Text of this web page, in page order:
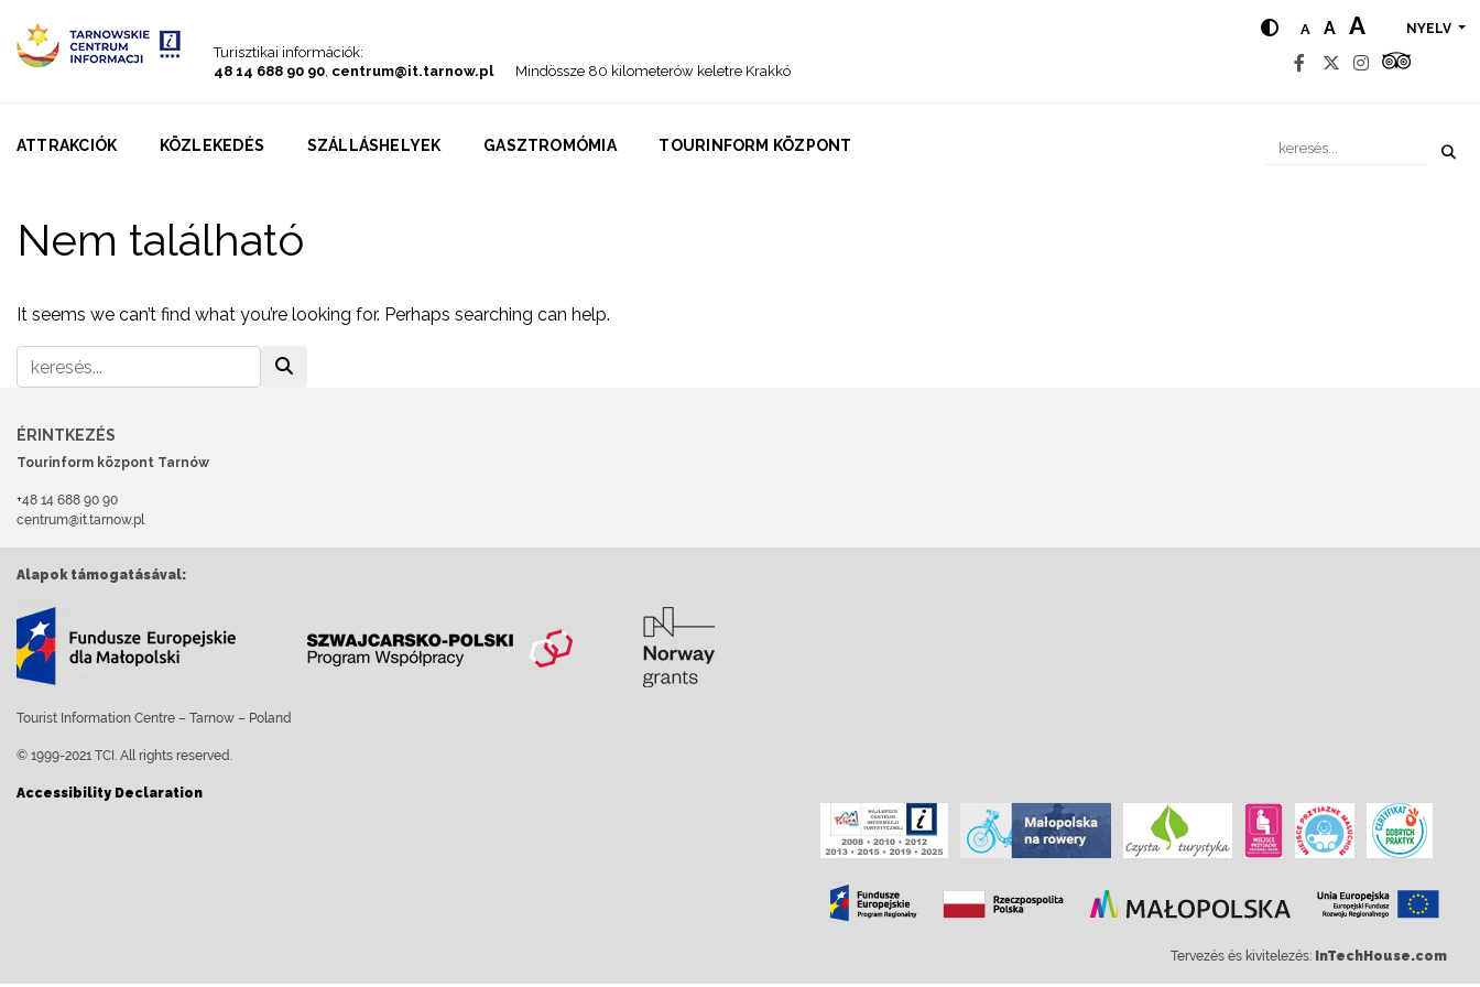
Turisztikai információk:
48 14 688 90 90, centrum@it.tarnow.pl Mindössze 80 kilometerów keletre Krakkó
A A A NYELV
ATTRAKCIÓK KÖZLEKEDÉS SZÁLLÁSHELYEK GASZTROMÓMIA TOURINFORM KÖZPONT
Nem található
It seems we can’t find what you’re looking for. Perhaps searching can help.
ÉRINTKEZÉS
Tourinform központ Tarnów
+48 14 688 90 90
centrum@it.tarnow.pl
Alapok támogatásával:
Tourist Information Centre – Tarnow – Poland
© 1999-2021 TCI. All rights reserved.
Accessibility Declaration
Tervezés és kivitelezés: InTechHouse.com